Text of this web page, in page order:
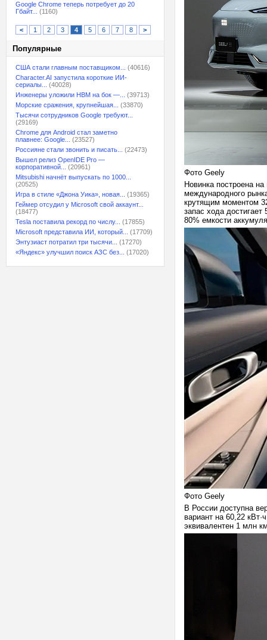
Google Chrome теперь потребует до 20
Гбайт...
(1160)
< 1 2 3 4 5 6 7 8 >
Популярные
США стали главным поставщиком...
(40616)
Character.AI запустила короткие ИИ-
сериалы...
(40028)
Инженеры уложили HBM на бок —...
(39713)
Морские сражения, крупнейшая...
(33870)
Тысячи сотрудников Google требуют...
(29169)
Chrome для Android стал заметно
плавнее: Google...
(23527)
Россияне стали звонить и писать...
(22473)
Вышел релиз OpenIDE Pro —
корпоративной...
(20961)
Mitsubishi начнёт выпускать по 1000...
(20525)
Игра в стиле «Джона Уика», новая...
(19365)
Геймер отсудил у Microsoft свой аккаунт...
(18477)
Tesla поставила рекорд по числу...
(17855)
Microsoft представила ИИ, который...
(17709)
Энтузиаст потратил три тысячи...
(17270)
«Яндекс» улучшил поиск АЗС без...
(17020)
Фото Geely
Новинка построена
международного
крутящим моментом
запас хода
80% емкости
Фото Geely
В России доступна
вариант на 60,22
эквивалентен 1 млн